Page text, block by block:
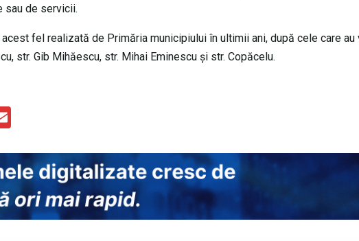
sau de servicii.
fel realizată de Primăria municipiului în ultimii ani, după cele care
str. Gib Mihăescu, str. Mihai Eminescu și str. Copăcelu.
ail